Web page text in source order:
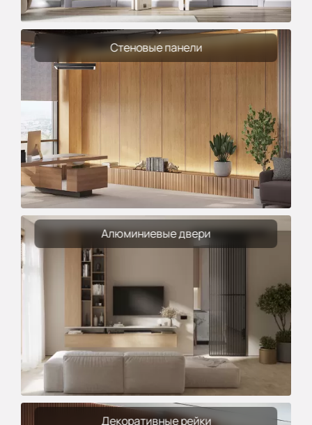
Стеновые панели
Алюминиевые двери
Декоративные рейки